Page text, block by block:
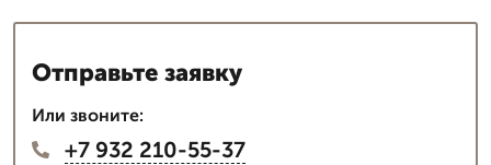
Отправьте заявку
Или звоните:
+7 932 210-55-37